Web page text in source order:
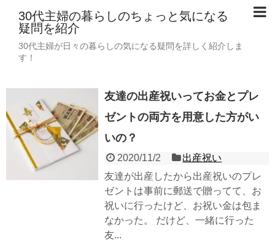
30代主婦の暮らしのちょっと気になる
疑問を紹介
30代主婦が日々の暮らしの気になる疑問を詳しく紹介しま
す！
友達の出産祝いってお金とプレ
ゼントの両方を用意した方がい
いの？
2020/11/2
出産祝い
友達が出産したから出産祝いのプレ
ゼントは事前に郵送で贈ってて、お
祝いに行ったけど、お祝い金は包ま
なかった。 だけど、一緒に行った
友...